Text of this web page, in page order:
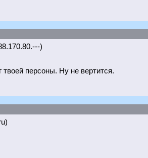
)
твоей персоны. Ну не вертится.